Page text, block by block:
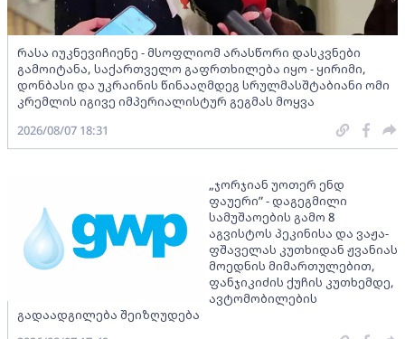
რასა იუკნევიჩიენე - მსოფლიომ არასწორი დასკვნები
გამოიტანა, საქართველო გაფრთხილება იყო - ყირიმი,
დონბასი და უკრაინის წინააღმდეგ სრულმასშტაბიანი ომი
კრემლის იგივე იმპერიალისტურ გეგმას მოყვა
2026/08/07 18:31
„ჯორჯიან უოთერ ენდ
ფაუერი” - დაგეგმილი
სამუშაოების გამო 8
აგვისტოს პეკინისა და ვაჟა-
ფშაველას კუთხიდან ჟვანიას
მოედნის მიმართულებით,
ფანჯიკიძის ქუჩის კუთხემდე,
ავტომობილების
გადაადგილება შეიზღუდება